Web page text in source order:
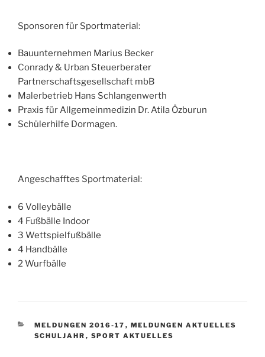
Sponsoren für Sportmaterial:
Bauunternehmen Marius Becker
Conrady & Urban Steuerberater
Partnerschaftsgesellschaft mbB
Malerbetrieb Hans Schlangenwerth
Praxis für Allgemeinmedizin Dr. Atila Özburun
Schülerhilfe Dormagen.
Angeschafftes Sportmaterial:
6 Volleybälle
4 Fußbälle Indoor
3 Wettspielfußbälle
4 Handbälle
2 Wurfbälle
KATEGORIEN
MELDUNGEN 2016-17 , MELDUNGEN AKTUELLES
SCHULJAHR , SPORT AKTUELLES